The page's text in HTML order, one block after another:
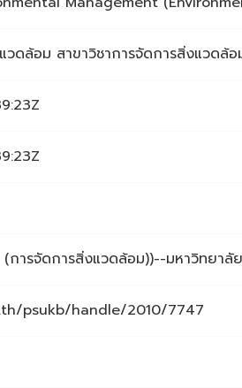
ดล้อม สาขาวิชาการจัดการสิ่งแวดล้อ
การจัดการสิ่งแวดล้อม))--มหาวิทยาลั
psukb/handle/2010/7747